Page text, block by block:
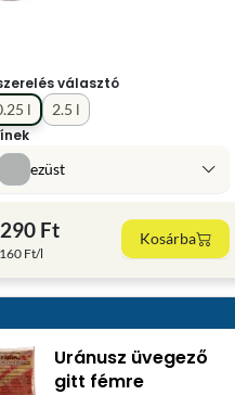
választó
l
2.5 l
ezüst
Ft
Ft/l
Kosárba
Uránusz üvegező
gitt fémre